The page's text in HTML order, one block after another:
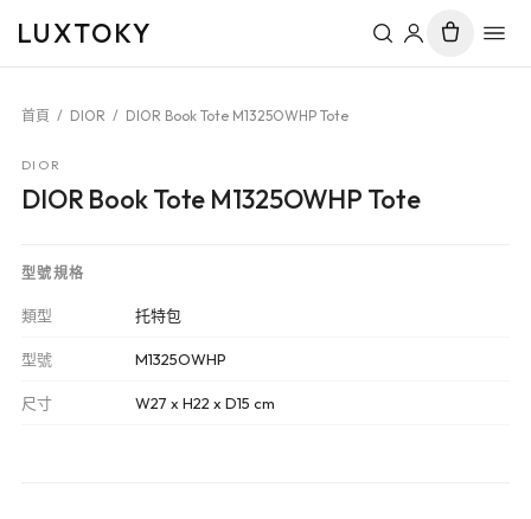
LUXTOKY
首頁 / DIOR / DIOR Book Tote M1325OWHP Tote
DIOR
DIOR Book Tote M1325OWHP Tote
型號規格
類型 托特包
型號 M1325OWHP
尺寸 W27 x H22 x D15 cm